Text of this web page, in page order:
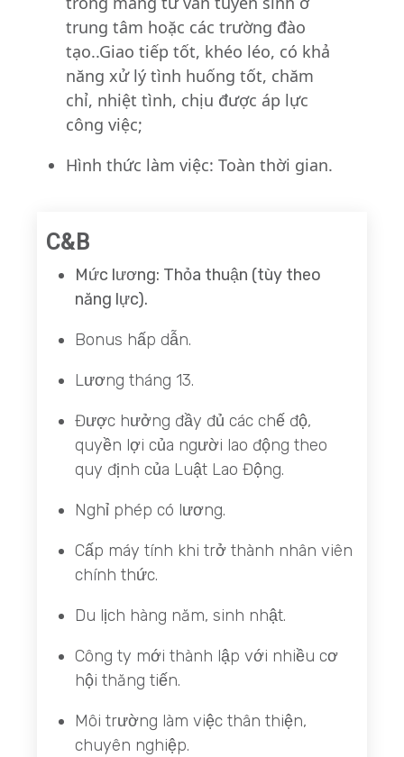
trung tâm hoặc các trường đào
tạo..Giao tiếp tốt, khéo léo, có khả
năng xử lý tình huống tốt, chăm
chỉ, nhiệt tình, chịu được áp lực
công việc;
Hình thức làm việc: Toàn thời gian.
C&B
Mức lương: Thỏa thuận (tùy theo
năng lực).
Bonus hấp dẫn.
Lương tháng 13.
Được hưởng đầy đủ các chế độ,
quyền lợi của người lao động theo
quy định của Luật Lao Động.
Nghỉ phép có lương.
Cấp máy tính khi trở thành nhân viên
chính thức.
Du lịch hàng năm, sinh nhật.
Công ty mới thành lập với nhiều cơ
hội thăng tiến.
Môi trường làm việc thân thiện,
chuyên nghiệp.